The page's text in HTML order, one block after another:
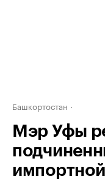
Башкортостан
Мэр Уфы